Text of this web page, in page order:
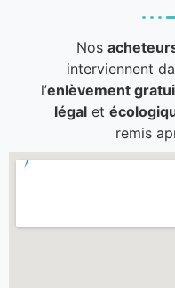
Nos
interviennent
l’enlèvement
légalet
remis